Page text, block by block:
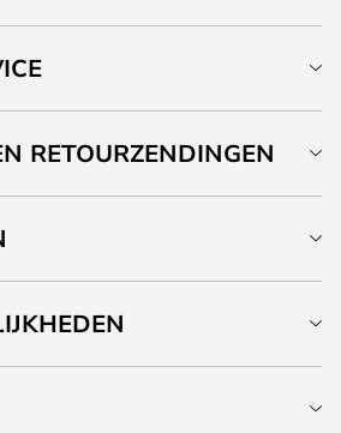
RETOURZENDINGEN